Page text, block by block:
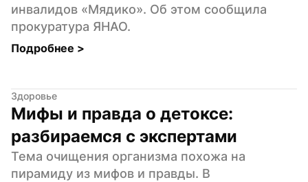
инвалидов «Мядико». Об этом сообщила
прокуратура ЯНАО.
Подробнее >
Здоровье
Мифы и правда о детоксе:
разбираемся с экспертами
Тема очищения организма похожа на
пирамиду из мифов и правды. В